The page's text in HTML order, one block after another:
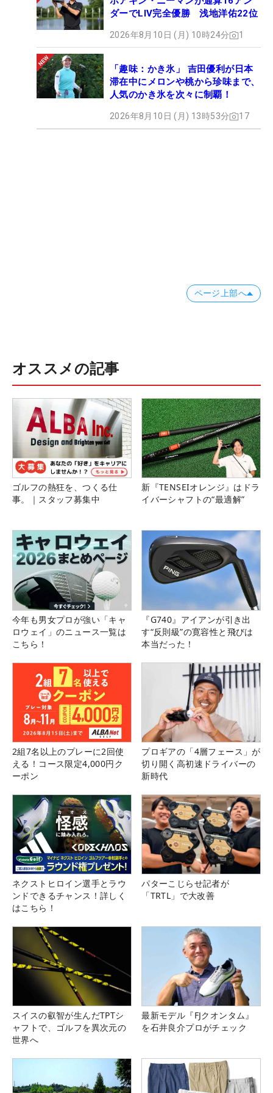
ダーでLIV完全優勝 浅地洋佑22位
2026年8月10日 (月) 10時24分 1
「趣味：かき氷」 吉田優利が日本
滞在中にメロンや桃から珍味まで、
人気のかき氷を次々に制覇！
2026年8月10日 (月) 13時53分 17
ページ上部へ
オススメの記事
ゴルフの熱狂を、つくる仕
事。｜スタッフ募集中
新『TENSEIオレンジ』はドラ
イバーシャフトの“最適解”
今年も男女プロが強い「キャ
ロウェイ」のニュース一覧は
こちら！
『G740』アイアンが引き出
す“反則級”の寛容性と飛びは
本当だった！
2組7名以上のプレーに2回使
える！コース限定4,000円ク
ーポン
プロギアの「4層フェース」が
切り開く高初速ドライバーの
新時代
ネクストヒロイン選手とラウ
ンドできるチャンス！詳しく
はこちら！
パターこじらせ記者が
「TRTL」で大改善
スイスの叡智が生んだTPTシ
ャフトで、ゴルフを異次元の
世界へ
最新モデル『FJクオンタム』
を石井良介プロがチェック